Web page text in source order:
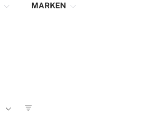
MARKEN